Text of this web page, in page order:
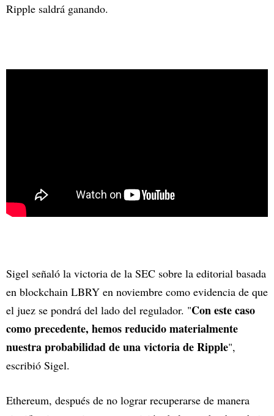
Ripple saldrá ganando.
Sigel señaló la victoria de la SEC sobre la editorial basada
en blockchain LBRY en noviembre como evidencia de que
el juez se pondrá del lado del regulador. "Con este caso
como precedente, hemos reducido materialmente
nuestra probabilidad de una victoria de Ripple",
escribió Sigel.
Ethereum, después de no lograr recuperarse de manera